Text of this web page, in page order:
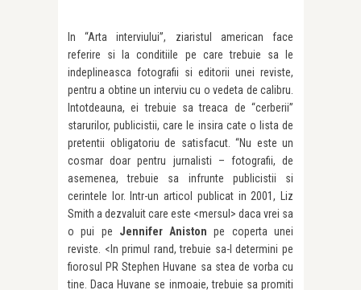
In “Arta interviului”, ziaristul american face
referire si la conditiile pe care trebuie sa le
indeplineasca fotografii si editorii unei reviste,
pentru a obtine un interviu cu o vedeta de calibru.
Intotdeauna, ei trebuie sa treaca de “cerberii”
starurilor, publicistii, care le insira cate o lista de
pretentii obligatoriu de satisfacut. “Nu este un
cosmar doar pentru jurnalisti – fotografii, de
asemenea, trebuie sa infrunte publicistii si
cerintele lor. Intr-un articol publicat in 2001, Liz
Smith a dezvaluit care este <mersul> daca vrei sa
o pui pe Jennifer Aniston pe coperta unei
reviste. <In primul rand, trebuie sa-l determini pe
fiorosul PR Stephen Huvane sa stea de vorba cu
tine. Daca Huvane se inmoaie, trebuie sa promiti